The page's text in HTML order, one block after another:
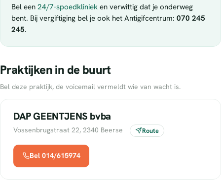
Bel een 24/7-spoedkliniek en verwittig dat je onderweg
bent. Bij vergiftiging bel je ook het Antigifcentrum: 070 245
245.
Praktijken in de buurt
Bel deze praktijk, de voicemail vermeldt wie van wacht is.
DAP GEENTJENS bvba
Vossenbrugstraat 22, 2340 Beerse Route
Bel 014/615974